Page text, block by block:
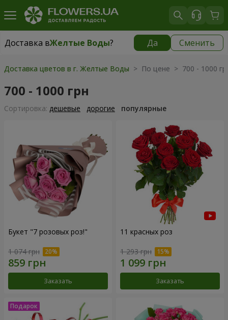
Доставка вЖелтые Воды? Да Сменить
Доставка вЖелтые Воды|
Доставка цветов в г. Желтые Воды > По цене > 700 - 1000
700 - 1000 грн
Cортировка: дешевые дорогие популярные
Букет "7 розовых роз!"
1 074 грн
Заказать
11 красных роз
1 293 грн
Заказать